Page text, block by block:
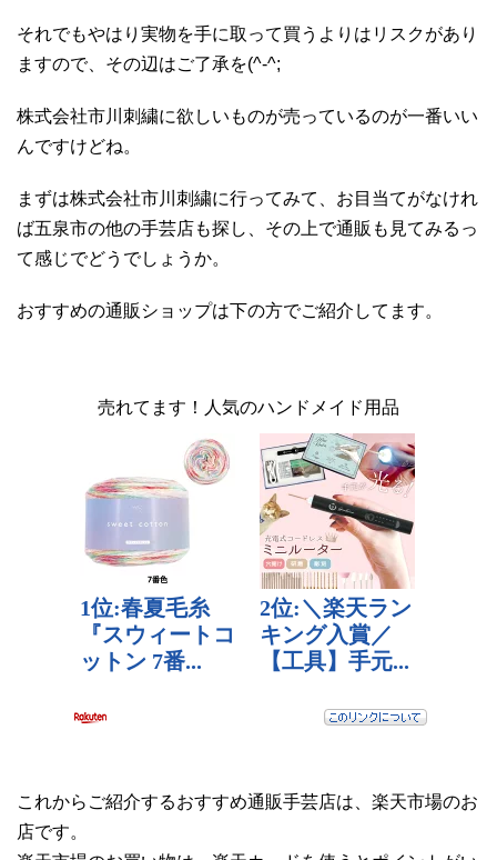
それでもやはり実物を手に取って買うよりはリスクがあり
ますので、その辺はご了承を(^-^;
株式会社市川刺繍に欲しいものが売っているのが一番いい
んですけどね。
まずは株式会社市川刺繍に行ってみて、お目当てがなけれ
ば五泉市の他の手芸店も探し、その上で通販も見てみるっ
て感じでどうでしょうか。
おすすめの通販ショップは下の方でご紹介してます。
売れてます！人気のハンドメイド用品
これからご紹介するおすすめ通販手芸店は、楽天市場のお
店です。